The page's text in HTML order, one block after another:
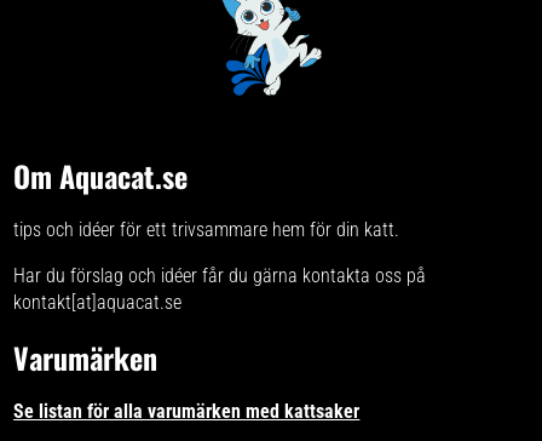
Om Aquacat.se
tips och idéer för ett trivsammare hem för din katt.
Har du förslag och idéer får du gärna kontakta oss på
kontakt[at]aquacat.se
Varumärken
Se listan för alla varumärken med kattsaker